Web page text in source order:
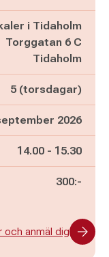
i Tidaholm
Torggatan 6 C
Tidaholm
5 (torsdagar)
2026
Pågår mellan
14.00 - och
15.30
300:-
och anmäl dig